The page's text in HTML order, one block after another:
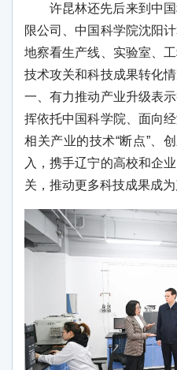
许昆林还先后来到中
限公司、中国科学院沈阳
地察看生产线、实验室、
技术攻关和科技成果转化
一、有力推动产业升级表
挥依托中国科学院、面向
相关产业的技术“断点”、
入，携手辽宁的高校和企
关，推动更多科技成果成为